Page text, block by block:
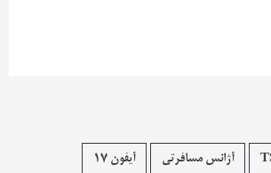
آژانس مسافرتی آیفون 17